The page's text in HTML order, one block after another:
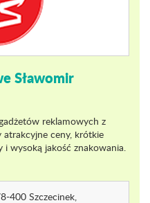
Sławomir
reklamowych z
ceny, krótkie
i wysoką jakość znakowania.
400 Szczecinek,